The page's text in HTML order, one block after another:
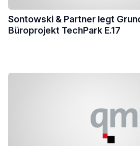
Sontowski & Partner legt
Büroprojekt TechPark E.17